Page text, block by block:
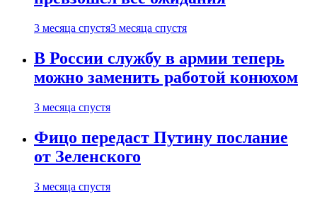
3 месяца спустя3 месяца спустя
В России службу в армии теперь
можно заменить работой конюхом
3 месяца спустя
Фицо передаст Путину послание
от Зеленского
3 месяца спустя